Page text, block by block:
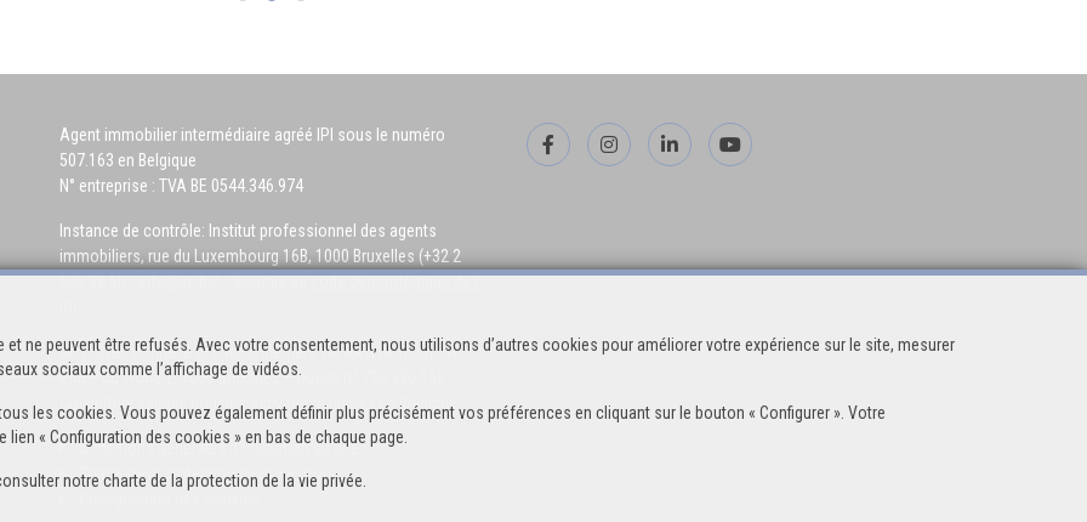
ne peuvent être refusés. Avec votre consentement, nous utilisons d’autres cookies pour améliorer votre expérience sur le site, mesurer
sociaux comme l’affichage de vidéos.
les cookies. Vous pouvez également définir plus précisément vos préférences en cliquant sur le bouton « Configurer ». Votre
« Configuration des cookies » en bas de chaque page.
notre charte de la protection de la vie privée
Agent immobilier intermédiaire agréé IPI sous le numéro
507.163 en Belgique
N° entreprise : TVA BE 0544.346.974
Instance de contrôle: Institut professionnel des agents
immobiliers, rue du Luxembourg 16B, 1000 Bruxelles (+32 2
505 38 50 - info@ipi.be) - Soumis aucode déontologique de l’
RC professionnelle et cautionnement via AXA Belgium SA,
Place du Trône 1, 1000 Bruxelles – police n° 730.390.160.
Couverture valable pour les activités réalisées en Belgique
Conditions générales d'utilisation du site
Charte de la protection de la vie privée